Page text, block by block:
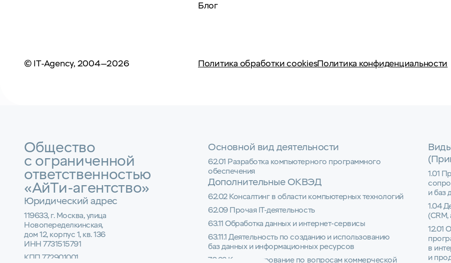
Блог
© IT-Agency, 2004—2026 Политика обработки cookiesПолитика конфиденциальности
Общество
с ограниченной
ответственностью
«АйТи-агентство»
Юридический адрес
119633, г. Москва, улица
Новопеределкинская,
дом 12, корпус 1, кв. 136
ИНН 7731515791
КПП 772901001
Основной вид деятельности
62.01 Разработка компьютерного программного
обеспечения
Дополнительные ОКВЭД
62.02 Консалтинг в области компьютерных технологий
62.09 Прочая IT-деятельность
63.11 Обработка данных и интернет-сервисы
63.11.1 Деятельность по созданию и использованию
баз данных и информационных ресурсов
70.22 Консультирование по вопросам коммерческой
1.01
и баз
1.04
(CRM,
12.01
в
и